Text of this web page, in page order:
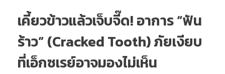
เคี้ยวข้าวแล้วเจ็บจี๊ด! อาการ “ฟัน
ร้าว” (Cracked Tooth) ภัยเงียบ
ที่เอ็กซเรย์อาจมองไม่เห็น